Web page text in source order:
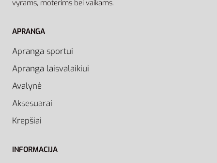
vyrams, moterims bei vaikams.
APRANGA
Apranga sportui
Apranga laisvalaikiui
Avalynė
Aksesuarai
Krepšiai
INFORMACIJA